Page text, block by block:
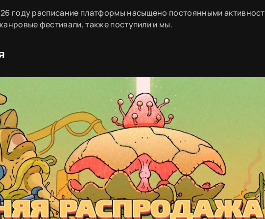
году расписание платформы насыщено постоянными
фестивали, также поступили и мы.